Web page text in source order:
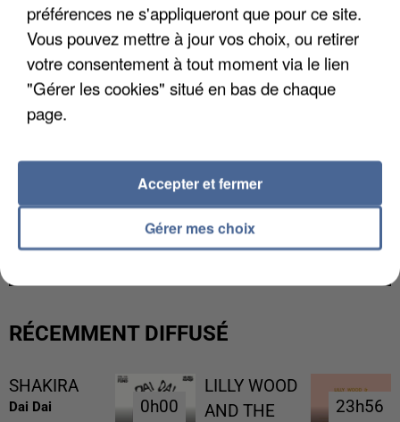
L’UN DES FONDATEURS SUPPOSÉS DE LA DZ
MAFIA INTERPELLÉ EN ALGÉRIE
RÉCEMMENT DIFFUSÉ
SHAKIRA
Dai Dai 0h00
0h00
LILLY WOOD
AND THE
23h56
23h56
préférences ne s'appliqueront que pour ce site.
Vous pouvez mettre à jour vos choix, ou retirer
votre consentement à tout moment via le lien
"Gérer les cookies" situé en bas de chaque
page.
Gérer mes choix
Accepter et fermer